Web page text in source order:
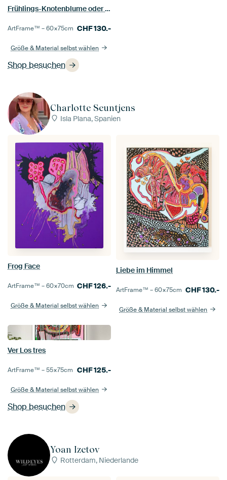
Shop besuchen
Frühlings-Knotenblume oder auch Märzenbecher genannt (Leucojum vernum) im Garten
ArtFrame™ –60×75cm CHF130.-
Größe & Material selbst wählen
Charlotte Seuntjens
Isla Plana, Spanien
Shop besuchen
Frog Face
ArtFrame™ –60×70cm CHF126.-
Größe & Material selbst wählen
Liebe im Himmel
ArtFrame™ –60×75cm CHF130.-
Größe & Material selbst wählen
Ver Los tres
ArtFrame™ –55×75cm CHF125.-
Größe & Material selbst wählen
Yoan Izetov
Rotterdam, Niederlande